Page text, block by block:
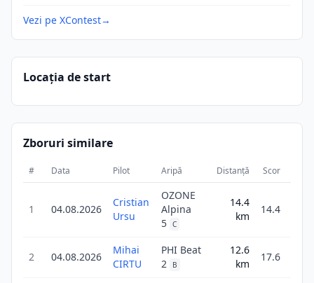
Vezi pe XContest→
Locația de start
Zboruri similare
# Data Pilot Aripă Distanță Scor
1 04.08.2026
Cristian
Ursu
OZONE
Alpina
5 C
14.4
km
14.4
2 04.08.2026
Mihai
CIRTU
PHI Beat
2
B
12.6
km
17.6